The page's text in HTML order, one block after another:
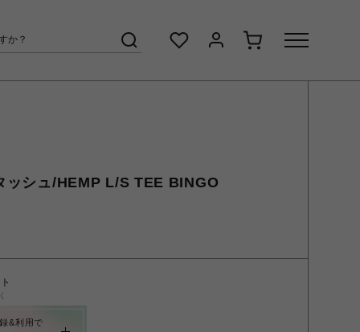
ッシュ/HEMP L/S TEE BINGO
&利用で